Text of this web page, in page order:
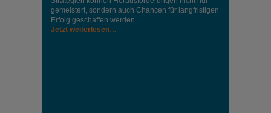
gemeistert, sondern auch Chancen für langfristigen
Erfolg geschaffen werden.
Jetzt weiterlesen…